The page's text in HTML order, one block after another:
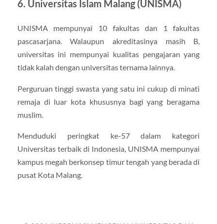
6. Universitas Islam Malang (UNISMA)
UNISMA mempunyai 10 fakultas dan 1 fakultas
pascasarjana. Walaupun akreditasinya masih B,
universitas ini mempunyai kualitas pengajaran yang
tidak kalah dengan universitas ternama lainnya.
Perguruan tinggi swasta yang satu ini cukup di minati
remaja di luar kota khususnya bagi yang beragama
muslim.
Menduduki peringkat ke-57 dalam kategori
Universitas terbaik di Indonesia, UNISMA mempunyai
kampus megah berkonsep timur tengah yang berada di
pusat Kota Malang.